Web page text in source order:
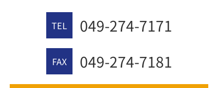
TEL 049-274-7171
FAX 049-274-7181